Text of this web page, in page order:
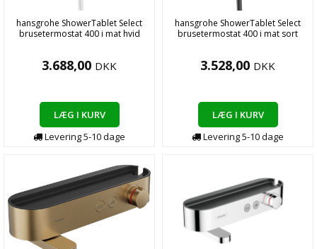
hansgrohe ShowerTablet Select
brusetermostat 400 i mat hvid
3.688,00 DKK
LÆG I KURV
Levering5-10dage
hansgrohe ShowerTablet Select
brusetermostat 400 i mat sort
3.528,00 DKK
LÆG I KURV
Levering5-10dage